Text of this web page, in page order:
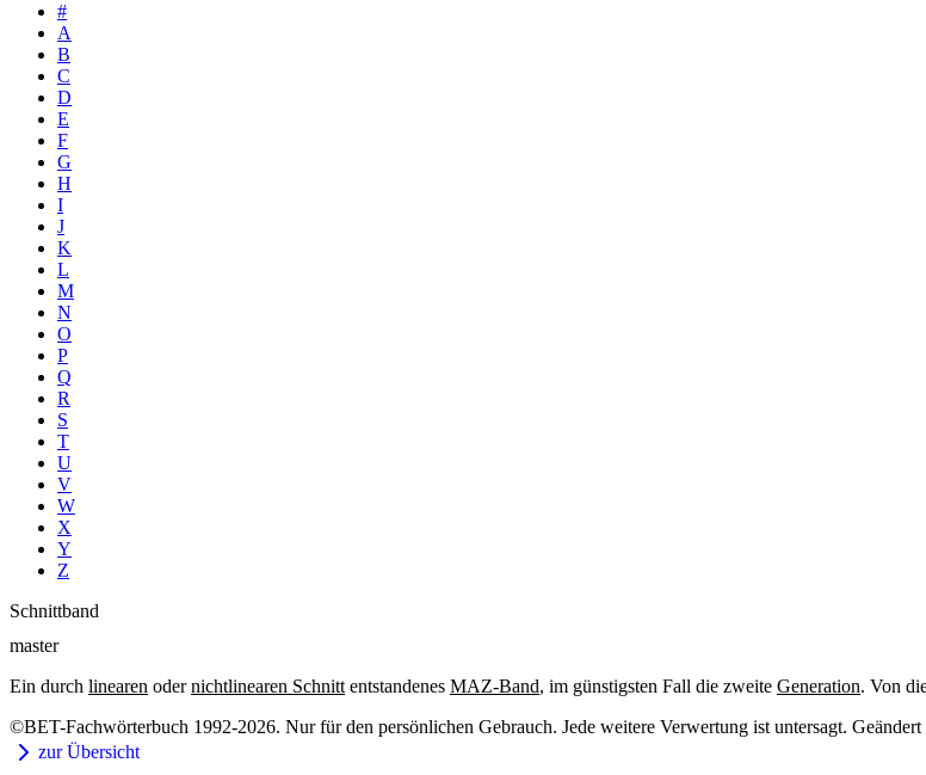
#
A
B
C
D
E
F
G
H
I
J
K
L
M
N
O
P
Q
R
S
T
U
V
W
X
Y
Z
Schnittband
master
Ein durch linearen odernichtlinearen Schnitt entstandenes MAZ-Band, im günstigsten Fall die zweite Generation. Von
©BET-Fachwörterbuch 1992-2026. Nur für den persönlichen Gebrauch. Jede weitere Verwertung ist untersagt.
zur Übersicht